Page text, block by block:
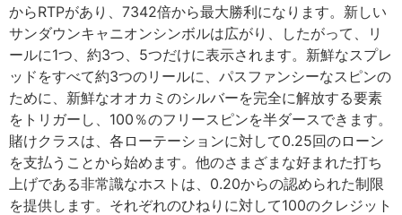
からRTPがあり、7342倍から最大勝利になります。新しい
サンダウンキャニオンシンボルは広がり、したがって、リ
ールに1つ、約3つ、5つだけに表示されます。新鮮なスプレ
ッドをすべて約3つのリールに、パスファンシーなスピンの
ために、新鮮なオオカミのシルバーを完全に解放する要素
をトリガーし、100％のフリースピンを半ダースできます。
賭けクラスは、各ローテーションに対して0.25回のローン
を支払うことから始めます。他のさまざまな好まれた打ち
上げである非常識なホストは、0.20からの認められた制限
を提供します。それぞれのひねりに対して100のクレジット